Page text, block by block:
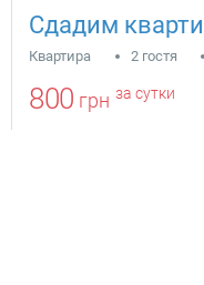
Квартира 2 гостя
800 грн за сутки